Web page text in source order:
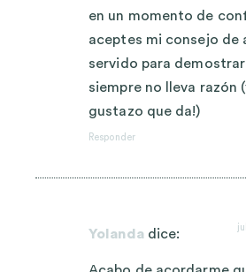
en un momento de
aceptes mi consejo de
servido para
siempre no lleva razón
gustazo que da!)
Responder
Yolanda dice: